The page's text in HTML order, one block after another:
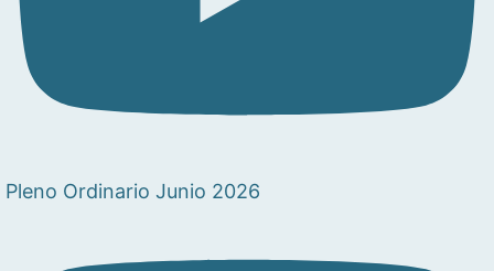
Pleno Ordinario Junio 2026